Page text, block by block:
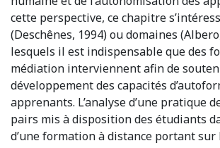
cette perspective, ce chapitre
(Deschênes, 1994) ou domaines
lesquels il est indispensable que des
médiation interviennent afin de
développement des capacités
apprenants. L’analyse d’une pratique
pairs mis à disposition des étudiants
d’une formation à distance portant